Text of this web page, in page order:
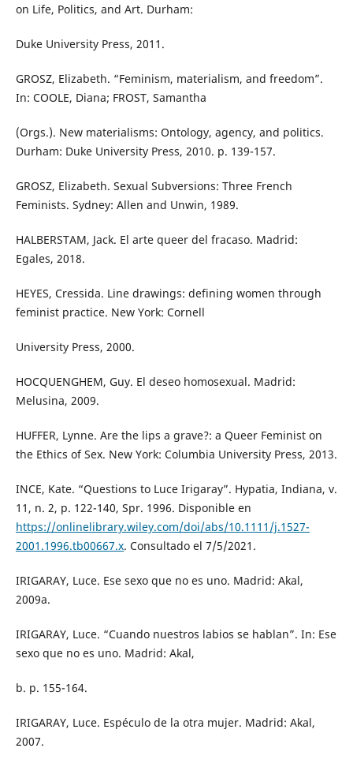
on Life, Politics, and Art. Durham:
Duke University Press, 2011.
GROSZ, Elizabeth. “Feminism, materialism, and freedom”.
In: COOLE, Diana; FROST, Samantha
(Orgs.). New materialisms: Ontology, agency, and politics.
Durham: Duke University Press, 2010. p. 139-157.
GROSZ, Elizabeth. Sexual Subversions: Three French
Feminists. Sydney: Allen and Unwin, 1989.
HALBERSTAM, Jack. El arte queer del fracaso. Madrid:
Egales, 2018.
HEYES, Cressida. Line drawings: defining women through
feminist practice. New York: Cornell
University Press, 2000.
HOCQUENGHEM, Guy. El deseo homosexual. Madrid:
Melusina, 2009.
HUFFER, Lynne. Are the lips a grave?: a Queer Feminist on
the Ethics of Sex. New York: Columbia University Press, 2013.
INCE, Kate. “Questions to Luce Irigaray”. Hypatia, Indiana, v.
11, n. 2, p. 122-140, Spr. 1996. Disponible en
https://onlinelibrary.wiley.com/doi/abs/10.1111/j.1527-
2001.1996.tb00667.x. Consultado el 7/5/2021.
IRIGARAY, Luce. Ese sexo que no es uno. Madrid: Akal,
2009a.
IRIGARAY, Luce. “Cuando nuestros labios se hablan”. In: Ese
sexo que no es uno. Madrid: Akal,
b. p. 155-164.
IRIGARAY, Luce. Espéculo de la otra mujer. Madrid: Akal,
2007.